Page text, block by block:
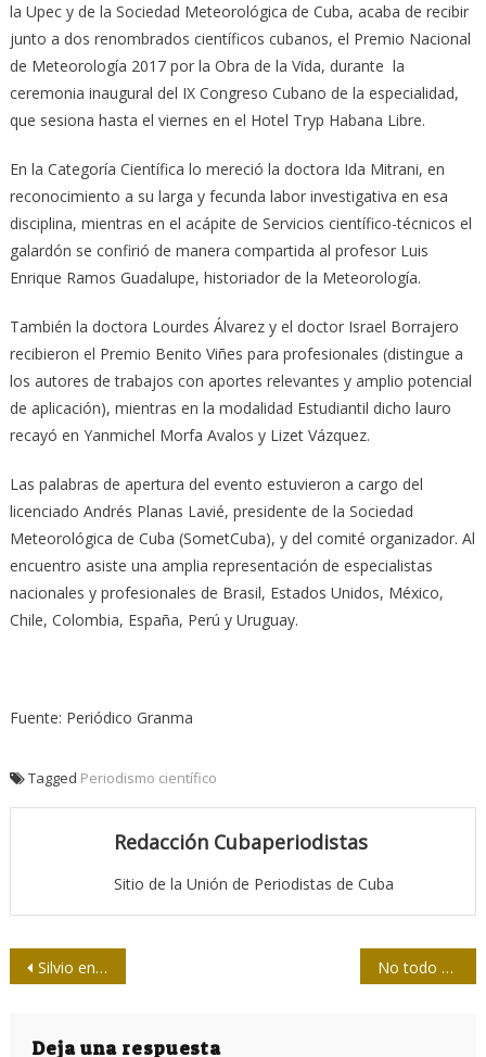
la Upec y de la Sociedad Meteorológica de Cuba, acaba de recibir
junto a dos renombrados científicos cubanos, el Premio Nacional
de Meteorología 2017 por la Obra de la Vida, durante la
ceremonia inaugural del IX Congreso Cubano de la especialidad,
que sesiona hasta el viernes en el Hotel Tryp Habana Libre.
En la Categoría Científica lo mereció la doctora Ida Mitrani, en
reconocimiento a su larga y fecunda labor investigativa en esa
disciplina, mientras en el acápite de Servicios científico-técnicos el
galardón se confirió de manera compartida al profesor Luis
Enrique Ramos Guadalupe, historiador de la Meteorología.
También la doctora Lourdes Álvarez y el doctor Israel Borrajero
recibieron el Premio Benito Viñes para profesionales (distingue a
los autores de trabajos con aportes relevantes y amplio potencial
de aplicación), mientras en la modalidad Estudiantil dicho lauro
recayó en Yanmichel Morfa Avalos y Lizet Vázquez.
Las palabras de apertura del evento estuvieron a cargo del
licenciado Andrés Planas Lavié, presidente de la Sociedad
Meteorológica de Cuba (SometCuba), y del comité organizador. Al
encuentro asiste una amplia representación de especialistas
nacionales y profesionales de Brasil, Estados Unidos, México,
Chile, Colombia, España, Perú y Uruguay.
Fuente: Periódico Granma
Tagged Periodismo científico
Redacción Cubaperiodistas
Sitio de la Unión de Periodistas de Cuba
Navegación
Silvio en la Unesco y un sabio consejo de Fidel No todo ocurre debajo del agua
Deja una respuesta